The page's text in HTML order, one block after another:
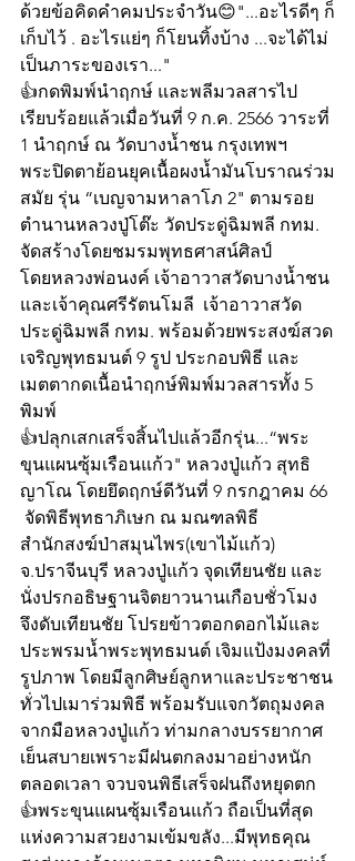
ด้วยข้อคิดคำคมประจำวัน😊"...อะไรดีๆ ก็
เก็บไว้ . อะไรแย่ๆ ก็โยนทิ้งบ้าง ...จะได้ไม่
เป็นภาระของเรา..."
👍กดพิมพ์นำฤกษ์ และพลีมวลสารไป
เรียบร้อยแล้วเมื่อวันที่ 9 ก.ค. 2566 วาระที่
1 นำฤกษ์ ณ วัดบางน้ำชน กรุงเทพฯ
พระปิดตาย้อนยุคเนื้อผงน้ำมันโบราณร่วม
สมัย รุ่น “เบญจามหาลาโภ 2" ตามรอย
ตำนานหลวงปู่โต๊ะ วัดประดู่ฉิมพลี กทม.
จัดสร้างโดยชมรมพุทธศาสน์ศิลป์
โดยหลวงพ่อนงค์ เจ้าอาวาสวัดบางน้ำชน
และเจ้าคุณศรีรัตนโมลี  เจ้าอาวาสวัด
ประดู่ฉิมพลี กทม. พร้อมด้วยพระสงฆ์สวด
เจริญพุทธมนต์ 9 รูป ประกอบพิธี และ
เมตตากดเนื้อนำฤกษ์พิมพ์มวลสารทั้ง 5
พิมพ์
👍ปลุกเสกเสร็จสิ้นไปแล้วอีกรุ่น...“พระ
ขุนแผนซุ้มเรือนแก้ว" หลวงปู่แก้ว สุทธิ
ญาโณ โดยยึดฤกษ์ดีวันที่ 9 กรกฎาคม 66
จัดพิธีพุทธาภิเษก ณ มณฑลพิธี
สำนักสงฆ์ป่าสมุนไพร(เขาไม้แก้ว)
จ.ปราจีนบุรี หลวงปู่แก้ว จุดเทียนชัย และ
นั่งปรกอธิษฐานจิตยาวนานเกือบชั่วโมง
จึงดับเทียนชัย โปรยข้าวตอกดอกไม้และ
ประพรมน้ำพระพุทธมนต์ เจิมแป้งมงคลที่
รูปภาพ โดยมีลูกศิษย์ลูกหาและประชาชน
ทั่วไปเมาร่วมพิธี พร้อมรับแจกวัตถุมงคล
จากมือหลวงปู่แก้ว ท่ามกลางบรรยากาศ
เย็นสบายเพราะมีฝนตกลงมาอย่างหนัก
ตลอดเวลา จวบจนพิธีเสร็จฝนถึงหยุดตก
👍พระขุนแผนซุ้มเรือนแก้ว ถือเป็นที่สุด
แห่งความสวยงามเข้มขลัง...มีพุทธคุณ